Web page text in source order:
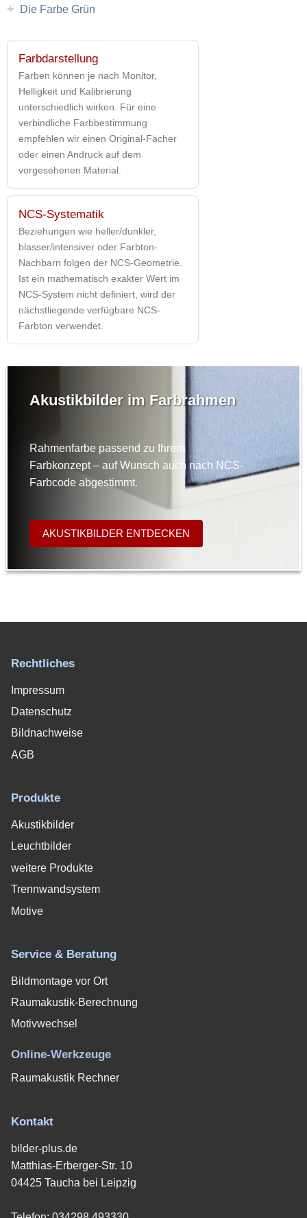
+ Die Farbe Grün
Farbdarstellung
Farben können je nach Monitor,
Helligkeit und Kalibrierung
unterschiedlich wirken. Für eine
verbindliche Farbbestimmung
empfehlen wir einen Original-Fächer
oder einen Andruck auf dem
vorgesehenen Material.
NCS-Systematik
Beziehungen wie heller/dunkler,
blasser/intensiver oder Farbton-
Nachbarn folgen der NCS-Geometrie.
Ist ein mathematisch exakter Wert im
NCS-System nicht definiert, wird der
nächstliegende verfügbare NCS-
Farbton verwendet.
Akustikbilder im Farbrahmen
Rahmenfarbe passend zu Ihrem
Farbkonzept – auf Wunsch auch nach NCS-
Farbcode abgestimmt.
AKUSTIKBILDER ENTDECKEN
Rechtliches
Impressum
Datenschutz
Bildnachweise
AGB
Produkte
Akustikbilder
Leuchtbilder
weitere Produkte
Trennwandsystem
Motive
Service & Beratung
Bildmontage vor Ort
Raumakustik-Berechnung
Motivwechsel
Online-Werkzeuge
Raumakustik Rechner
Kontakt
bilder-plus.de
Matthias-Erberger-Str. 10
04425 Taucha bei Leipzig